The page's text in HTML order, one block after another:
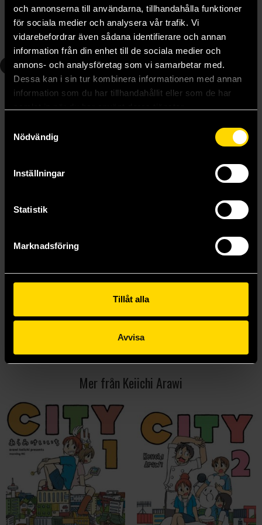
och annonserna till användarna, tillhandahålla funktioner
för sociala medier och analysera vår trafik. Vi
vidarebefordrar även sådana identifierare och annan
information från din enhet till de sociala medier och
annons- och analysföretag som vi samarbetar med.
Dessa kan i sin tur kombinera informationen med annan
information som du har tillhandahållit eller som de har
Nödvändig
Inställningar
Statistik
Marknadsföring
Tillåt alla
Avvisa
139 kr
Beställ
139 kr
Beställ
Keiichi Arawi
6
Nichijou My Ordinary Life, 6
Längre leveranstid
Visa alla delar och format
Mer från Keiichi Arawi